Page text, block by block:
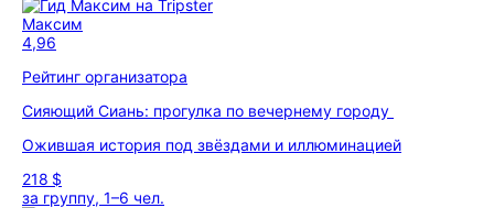
Максим
4,96
Рейтинг организатора
Сияющий Сиань: прогулка по вечернему городу
Ожившая история под звёздами и иллюминацией
218 $
за группу, 1–6 чел.